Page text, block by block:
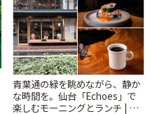
青葉通の緑を眺めながら、静か
な時間を。仙台「Echoes」で
楽しむモーニングとランチ | こ